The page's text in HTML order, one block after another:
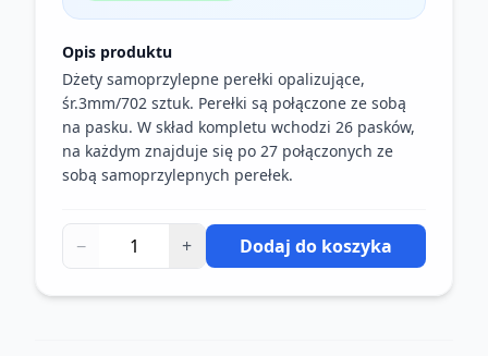
Opis produktu
Dżety samoprzylepne perełki opalizujące,
śr.3mm/702 sztuk. Perełki są połączone ze sobą
na pasku. W skład kompletu wchodzi 26 pasków,
na każdym znajduje się po 27 połączonych ze
sobą samoprzylepnych perełek.
− + Dodaj do koszyka